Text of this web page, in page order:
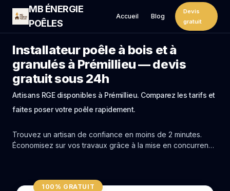
MB ÉNERGIE
POÊLES
Accueil Blog
Devis
gratuit
Installateur poêle à bois et à
granulés à Prémillieu — devis
gratuit sous 24h
Artisans RGE disponibles à Prémillieu. Comparez les tarifs et
faites poser votre poêle rapidement.
Trouvez un artisan de confiance en moins de 2 minutes.
Économisez sur vos travaux grâce à la mise en concurrence
100% GRATUIT